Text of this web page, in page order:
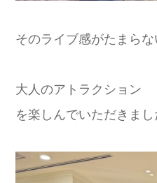
そのライブ感がたまらな
大人のアトラクション
を楽しんでいただきまし